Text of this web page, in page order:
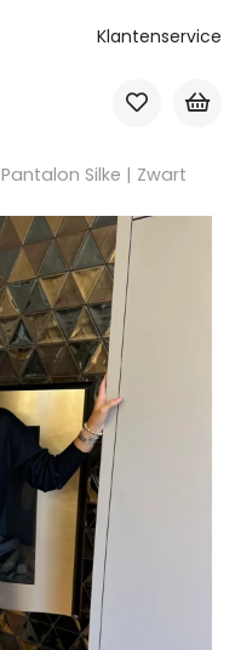
Klantenservice
Pantalon Silke | Zwart